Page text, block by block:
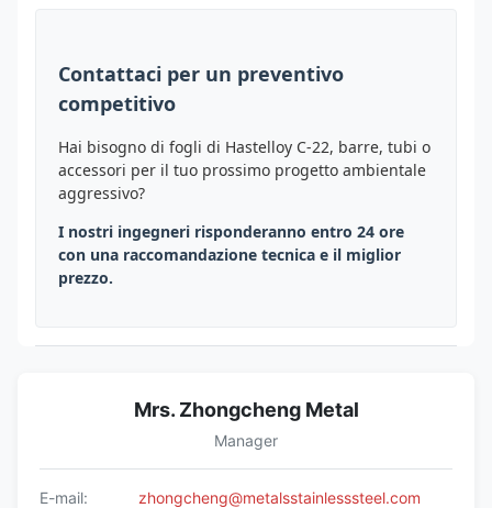
Contattaci per un preventivo
competitivo
Hai bisogno di fogli di Hastelloy C-22, barre, tubi o
accessori per il tuo prossimo progetto ambientale
aggressivo?
I nostri ingegneri risponderanno entro 24 ore
con una raccomandazione tecnica e il miglior
prezzo.
Mrs. Zhongcheng Metal
Manager
E-mail:
zhongcheng@metalsstainlesssteel.com